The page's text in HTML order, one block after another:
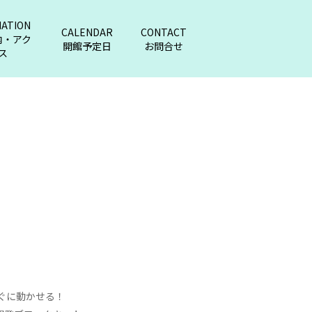
アク
CALENDAR
開館予定日
CONTACT
お問合せ
動かせる！